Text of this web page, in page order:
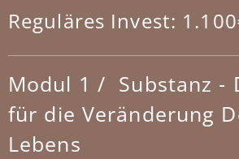
Reguläres Invest:
Modul 1 / Substanz -
für die Veränderung
Lebens